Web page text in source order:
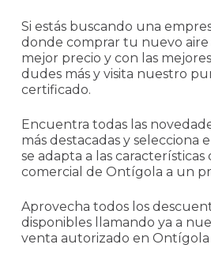
Si estás buscando una
donde comprar tu nuevo aire
mejor precio y con las
dudes más y visita nuestro
certificado.
Encuentra todas las
más destacadas y selecciona
se adapta a las
comercial de Ontígola a un
Aprovecha todos los
disponibles llamando ya a
venta autorizado en